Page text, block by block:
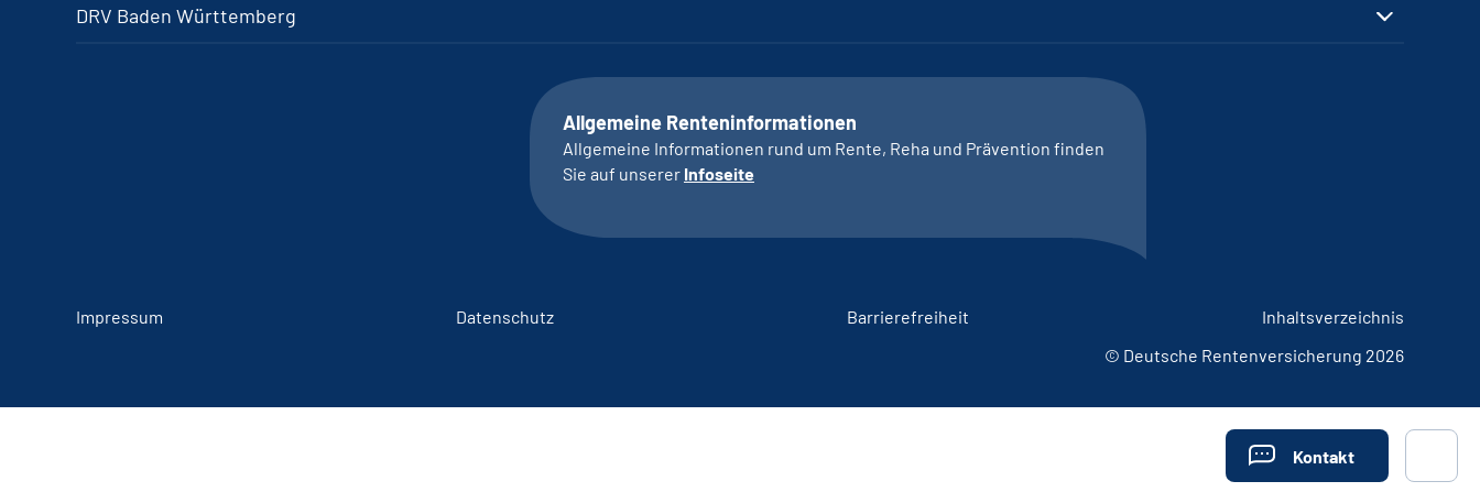
Kontakt
DRV Baden Württemberg
Allgemeine Renteninformationen
Allgemeine Informationen rund um Rente, Reha und Prävention finden
Sie auf unserer Infoseite
Impressum Datenschutz Barrierefreiheit
Inhaltsverzeichnis
© Deutsche Rentenversicherung 2026